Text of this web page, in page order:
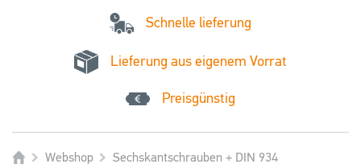
Schnelle lieferung
Lieferung aus eigenem Vorrat
Preisgünstig
Webshop Sechskantschrauben + DIN 934